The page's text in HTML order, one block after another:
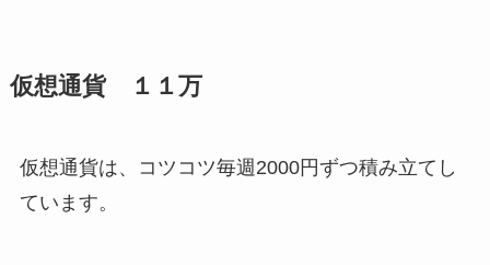
仮想通貨 １１万
仮想通貨は、コツコツ毎週2000円ずつ積み立てし
ています。